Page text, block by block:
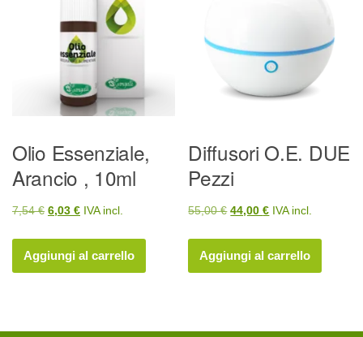
Olio Essenziale,
Arancio , 10ml
7,54€ Il
originale
era:
6,03 €Il
attuale
è:
IVA incl.
Aggiungi al carrello
Diffusori O.E. DUE
Pezzi
55,00€ Il
originale
era:
44,00€Il
attuale
è:
IVA incl.
Aggiungi al carrello